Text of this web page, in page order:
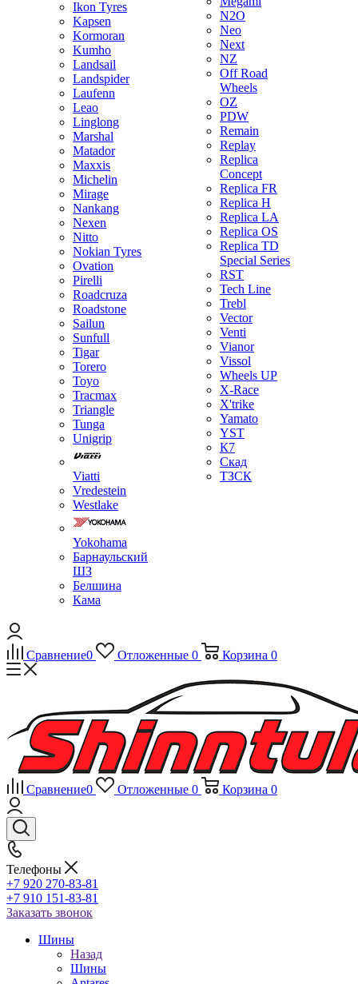
Ikon Tyres
Kapsen
Kormoran
Kumho
Landsail
Landspider
Laufenn
Leao
Linglong
Marshal
Matador
Maxxis
Michelin
Mirage
Nankang
Nexen
Nitto
Nokian Tyres
Ovation
Pirelli
Roadcruza
Roadstone
Sailun
Sunfull
Tigar
Torero
Toyo
Tracmax
Triangle
Tunga
Unigrip
Viatti
Vredestein
Westlake
Yokohama
Барнаульский
ШЗ
Белшина
Кама
N2O
Neo
Next
NZ
Off Road
Wheels
OZ
PDW
Remain
Replay
Replica
Concept
Replica FR
Replica H
Replica LA
Replica OS
Replica TD
Special Series
RST
Tech Line
Trebl
Vector
Venti
Vianor
Vissol
Wheels UP
X-Race
X'trike
Yamato
YST
К7
Скад
ТЗСК
Сравнение0 Отложенные 0 Корзина 0
Сравнение0 Отложенные 0 Корзина 0
Телефоны
+7 920 270-83-81
+7 910 151-83-81
Заказать звонок
Шины
Назад
Шины